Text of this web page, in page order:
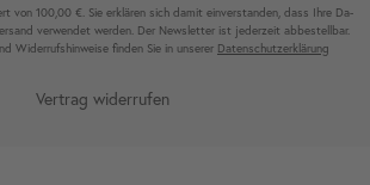
von 100,00 €. Sie erklären sich damit ein­ver­standen, dass Ihre Da­
ver­wen­det werden. Der News­letter ist jeder­zeit ab­bestel­lbar.
Wider­rufshin­weise finden Sie in unserer Daten­schutz­erklärung
Vertrag widerrufen